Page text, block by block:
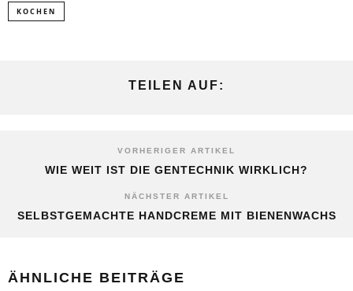
KOCHEN
TEILEN AUF:
VORHERIGER ARTIKEL
WIE WEIT IST DIE GENTECHNIK WIRKLICH?
NÄCHSTER ARTIKEL
SELBSTGEMACHTE HANDCREME MIT BIENENWACHS
ÄHNLICHE BEITRÄGE